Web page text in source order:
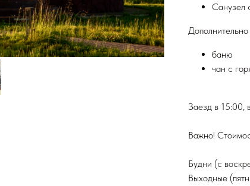
Санузел
баню
чан с
Заезд в 15:00,
Важно!
Будни (с
Выходные